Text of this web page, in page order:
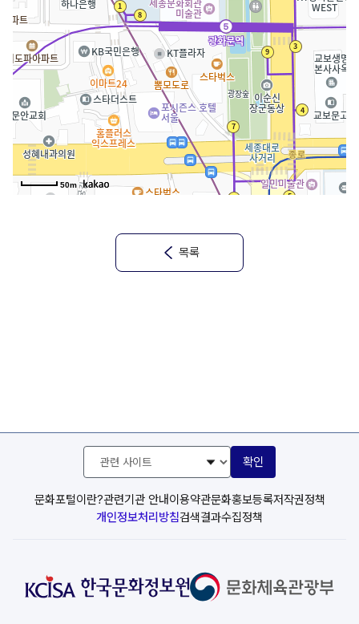
50m
목록
문화포털이란?관련기관 안내이용약관문화홍보등록저작권정책
개인정보처리방침검색결과수집정책
관
사
이
트
확인